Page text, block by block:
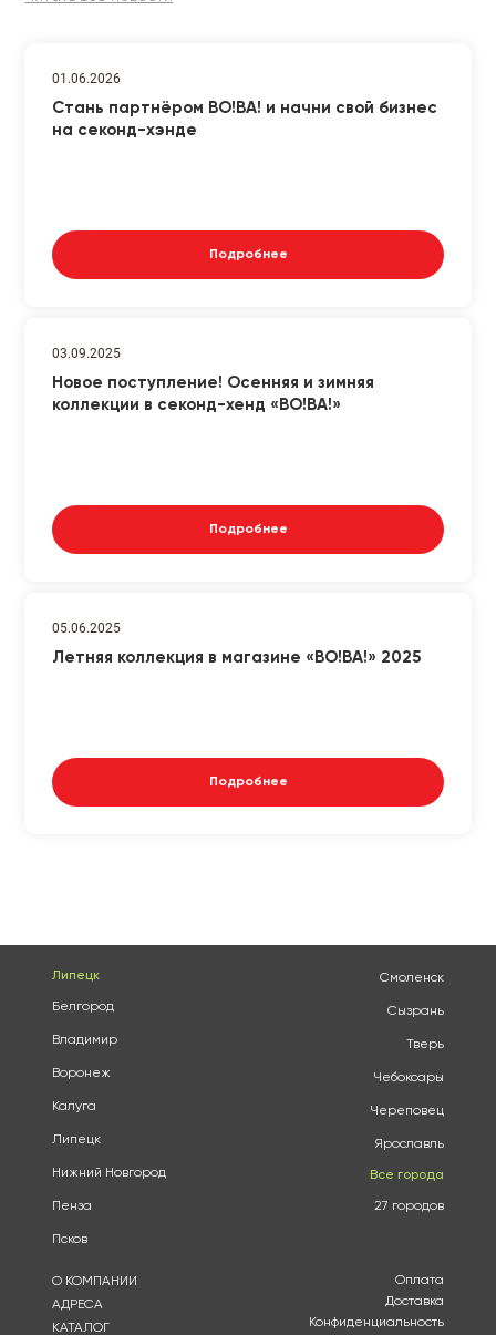
01.06.2026
Стань партнёром ВО!ВА! и начни свой бизнес
на секонд-хэнде
Подробнее
03.09.2025
Новое поступление! Осенняя и зимняя
коллекции в секонд-хенд «ВО!ВА!»
Подробнее
05.06.2025
Летняя коллекция в магазине «ВО!ВА!» 2025
Подробнее
Липецк
Белгород
Владимир
Воронеж
Калуга
Липецк
Нижний Новгород
Пенза
Псков
Смоленск
Сызрань
Тверь
Чебоксары
Череповец
Ярославль
Все города
27 городов
О КОМПАНИИ
АДРЕСА
КАТАЛОГ
Оплата
Доставка
Конфиденциальность